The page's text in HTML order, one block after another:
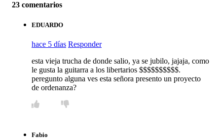
23 comentarios
EDUARDO
hace 5 días Responder
esta vieja trucha de donde salio, ya se jubilo, jajaja, como
le gusta la guitarra a los libertarios $$$$$$$$$$.
peregunto alguna ves esta señora presento un proyecto
de ordenanza?
Fabio